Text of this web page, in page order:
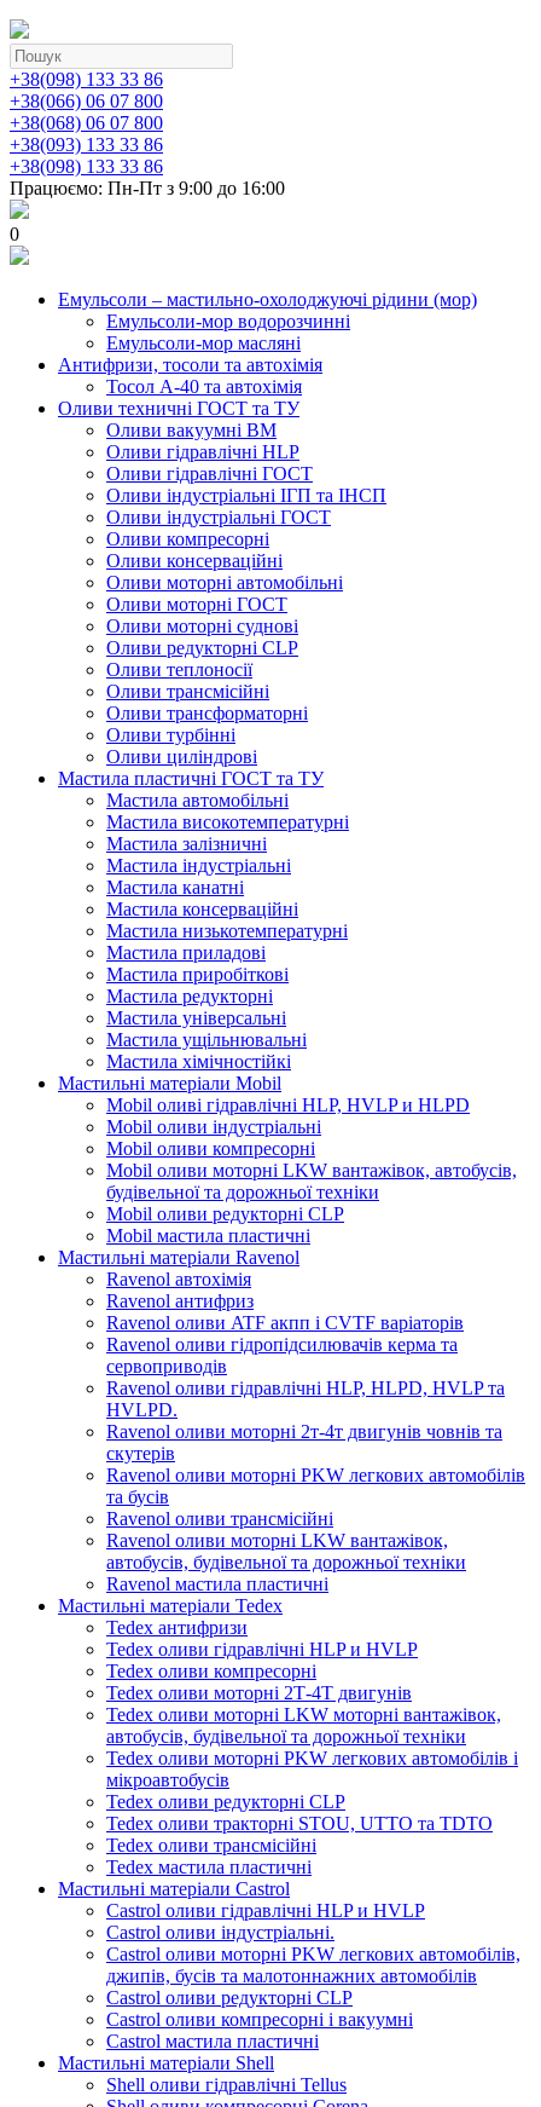
+38(098) 133 33 86
+38(066) 06 07 800
+38(068) 06 07 800
+38(093) 133 33 86
+38(098) 133 33 86
Працюємо: Пн-Пт з 9:00 до 16:00
0
Емульсоли – мастильно-охолоджуючі рідини (мор)
Емульсоли-мор водорозчинні
Емульсоли-мор масляні
Антифризи, тосоли та автохімія
Тосол А-40 та автохімія
Оливи техничні ГОСТ та ТУ
Оливи вакуумні ВМ
Оливи гідравлічні HLP
Оливи гідравлічні ГОСТ
Оливи індустріальні ІГП та ІНСП
Оливи індустріальні ГОСТ
Оливи компресорні
Оливи консерваційні
Оливи моторні автомобільні
Оливи моторні ГОСТ
Оливи моторні суднові
Оливи редукторні CLP
Оливи теплоносії
Оливи трансмісійні
Оливи трансформаторні
Оливи турбінні
Оливи циліндрові
Мастила пластичні ГОСТ та ТУ
Мастила автомобільні
Мастила високотемпературні
Мастила залізничні
Мастила індустріальні
Мастила канатні
Мастила консерваційні
Мастила низькотемпературні
Мастила приладові
Мастила приробіткові
Мастила редукторні
Мастила універсальні
Мастила ущільнювальні
Мастила хімічностійкі
Мастильні матеріали Mobil
Mobil оливі гідравлічні HLP, HVLP и HLPD
Mobil оливи індустріальні
Mobil оливи компресорні
Mobil оливи моторні LKW вантажівок, автобусів,
будівельної та дорожньої техніки
Mobil оливи редукторні CLP
Mobil мастила пластичні
Мастильні матеріали Ravenol
Ravenol автохімія
Ravenol антифриз
Ravenol оливи ATF акпп і CVTF варіаторів
Ravenol оливи гідропідсилювачів керма та
сервоприводів
Ravenol оливи гідравлічні HLP, HLPD, HVLP та
HVLPD.
Ravenol оливи моторні 2т-4т двигунів човнів та
скутерів
Ravenol оливи моторні PKW легкових автомобілів
та бусів
Ravenol оливи трансмісійні
Ravenol оливи моторні LKW вантажівок,
автобусів, будівельної та дорожньої техніки
Ravenol мастила пластичні
Мастильні матеріали Tedex
Tedex антифризи
Tedex оливи гідравлічні HLP и HVLP
Tedex оливи компресорні
Tedex оливи моторні 2Т-4Т двигунів
Tedex оливи моторні LKW моторні вантажівок,
автобусів, будівельної та дорожньої техніки
Tedex оливи моторні PKW легкових автомобілів і
мікроавтобусів
Tedex оливи редукторні CLP
Tedex оливи тракторні STOU, UTTO та TDTO
Tedex оливи трансмісійні
Tedex мастила пластичні
Мастильні матеріали Castrol
Castrol оливи гідравлічні HLP и HVLP
Castrol оливи індустріальні.
Castrol оливи моторні PKW легкових автомобілів,
джипів, бусів та малотоннажних автомобілів
Castrol оливи редукторні CLP
Castrol оливи компресорні і вакуумні
Castrol мастила пластичні
Мастильні матеріали Shell
Shell оливи гідравлічні Tellus